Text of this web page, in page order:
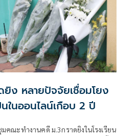
ยิง หลายปัจจัยเชื่อมโยง
นออนไลน์เกือบ 2 ปี
คณะทำงานคดี ม.3กราดยิงในโรงเรียน